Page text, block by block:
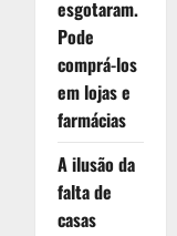
esgotaram.
Pode
comprá-los
em lojas e
farmácias
A ilusão da
falta de
casas